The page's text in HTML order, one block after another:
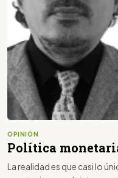
OPINIÓN
Política
La realidad es que casi lo